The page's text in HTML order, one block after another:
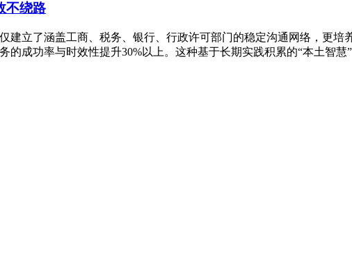
不绕路
建立了涵盖工商、税务、银行、行政许可部门的稳定沟通网络，更
的成功率与时效性提升30%以上。这种基于长期实践积累的“本土智慧